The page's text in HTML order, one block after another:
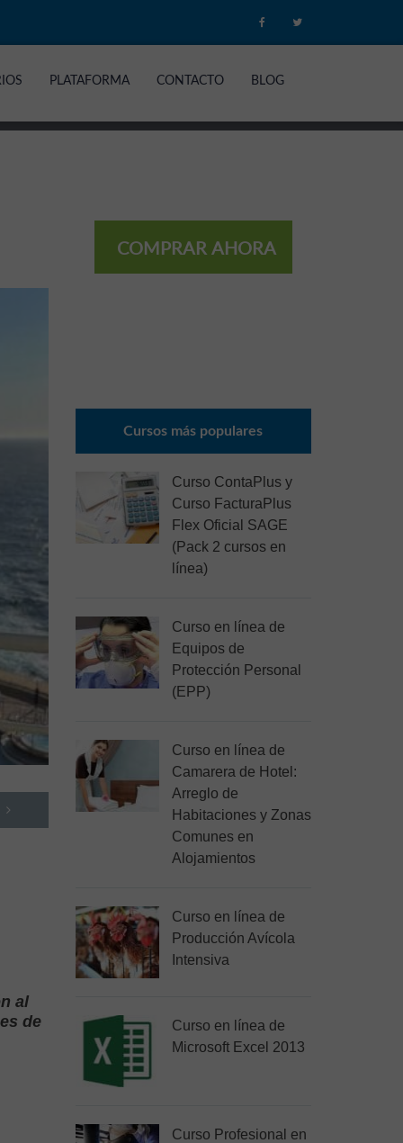
PLATAFORMA CONTACTO BLOG
al
de
COMPRAR AHORA
Cursos más populares
Curso ContaPlus y
Curso FacturaPlus
Flex Oficial SAGE
(Pack 2 cursos en
línea)
Curso en línea de
Equipos de
Protección Personal
(EPP)
Curso en línea de
Camarera de Hotel:
Arreglo de
Habitaciones y Zonas
Comunes en
Alojamientos
Curso en línea de
Producción Avícola
Intensiva
Curso en línea de
Microsoft Excel 2013
Curso Profesional en